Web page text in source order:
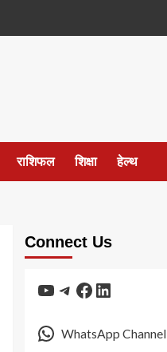
राशिफल शिक्षा हेल्थ
Connect Us
YouTube
Telegram
Facebook
LinkedIn
WhatsApp Channel